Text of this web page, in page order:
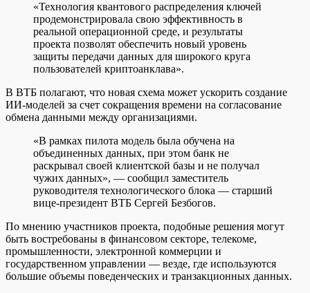
«Технология квантового распределения ключей
продемонстрировала свою эффективность в
реальной операционной среде, и результаты
проекта позволят обеспечить новый уровень
защиты передачи данных для широкого круга
пользователей криптоанклава».
В ВТБ полагают, что новая схема может ускорить создание
ИИ-моделей за счет сокращения времени на согласование
обмена данными между организациями.
«В рамках пилота модель была обучена на
объединенных данных, при этом банк не
раскрывал своей клиентской базы и не получал
чужих данных», — сообщил заместитель
руководителя технологического блока — старший
вице-президент ВТБ Сергей Безбогов.
По мнению участников проекта, подобные решения могут
быть востребованы в финансовом секторе, телекоме,
промышленности, электронной коммерции и
государственном управлении — везде, где используются
большие объемы поведенческих и транзакционных данных.